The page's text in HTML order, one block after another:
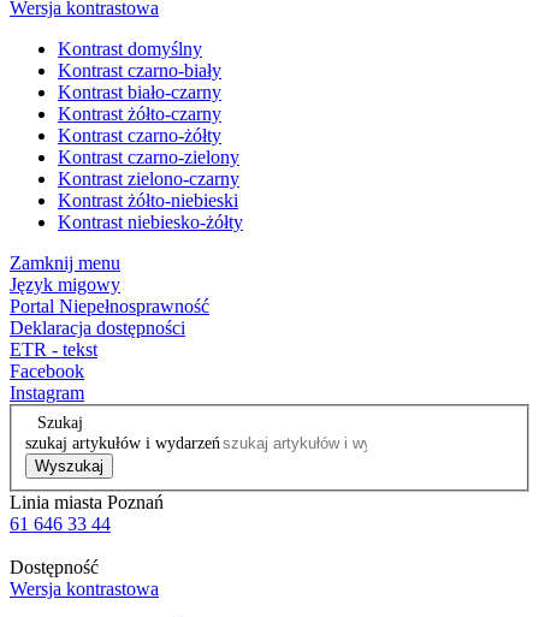
Wersja kontrastowa
Kontrast domyślny
Kontrast czarno-biały
Kontrast biało-czarny
Kontrast żółto-czarny
Kontrast czarno-żółty
Kontrast czarno-zielony
Kontrast zielono-czarny
Kontrast żółto-niebieski
Kontrast niebiesko-żółty
Zamknij menu
Język migowy
Portal Niepełnosprawność
Deklaracja dostępności
ETR - tekst
Facebook
Instagram
Szukaj
szukaj artykułów i wydarzeń
Wyszukaj
Linia miasta Poznań
61 646 33 44
Dostępność
Wersja kontrastowa